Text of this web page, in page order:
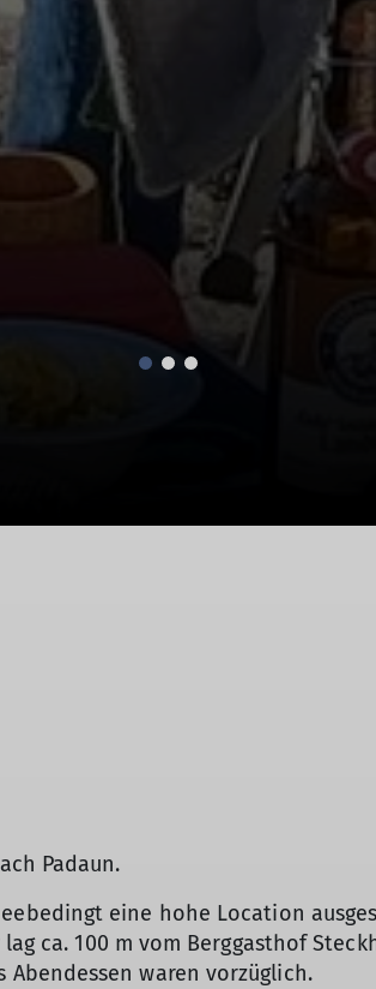
Padaun.
eine hohe Location
ca. 100 m vom Berggasthof
waren vorzüglich.